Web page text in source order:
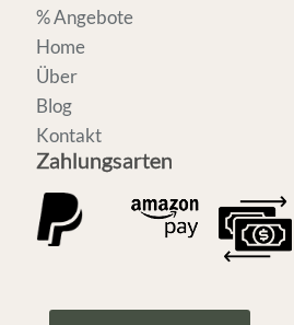
% Angebote
Home
Über
Blog
Kontakt
Zahlungsarten